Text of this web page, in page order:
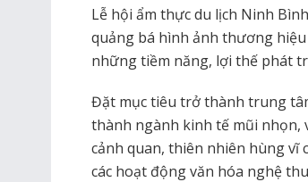
Lễ hội ẩm thực du lịch Ninh
quảng bá hình ảnh thương
những tiềm năng, lợi thế phát
Đặt mục tiêu trở thành trung
thành ngành kinh tế mũi nhọn,
cảnh quan, thiên nhiên hùng vĩ
các hoạt động văn hóa nghệ